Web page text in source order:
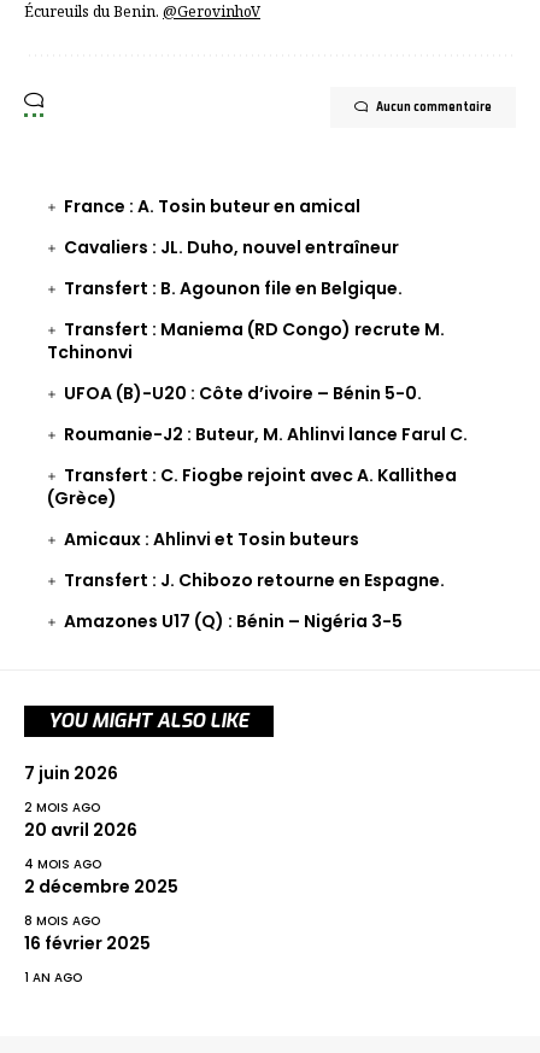
Écureuils du Benin. @GerovinhoV
Aucun commentaire
France : A. Tosin buteur en amical
Cavaliers : JL. Duho, nouvel entraîneur
Transfert : B. Agounon file en Belgique.
Transfert : Maniema (RD Congo) recrute M.
Tchinonvi
UFOA (B)-U20 : Côte d’ivoire – Bénin 5-0.
Roumanie-J2 : Buteur, M. Ahlinvi lance Farul C.
Transfert : C. Fiogbe rejoint avec A. Kallithea
(Grèce)
Amicaux : Ahlinvi et Tosin buteurs
Transfert : J. Chibozo retourne en Espagne.
Amazones U17 (Q) : Bénin – Nigéria 3-5
YOU MIGHT ALSO LIKE
7 juin 2026
2 MOIS AGO
20 avril 2026
4 MOIS AGO
2 décembre 2025
8 MOIS AGO
16 février 2025
1 AN AGO